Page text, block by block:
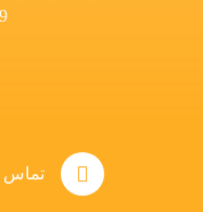
تماس